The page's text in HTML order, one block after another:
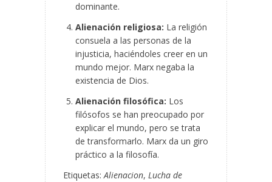
dominante.
Alienación religiosa: La religión
consuela a las personas de la
injusticia, haciéndoles creer en un
mundo mejor. Marx negaba la
existencia de Dios.
Alienación filosófica: Los
filósofos se han preocupado por
explicar el mundo, pero se trata
de transformarlo. Marx da un giro
práctico a la filosofía.
Etiquetas:Alienacion, Lucha de